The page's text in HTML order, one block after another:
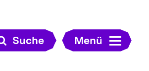
Suche Menü